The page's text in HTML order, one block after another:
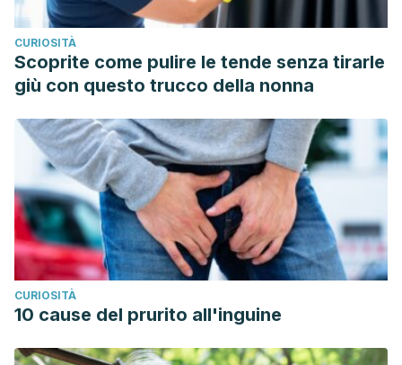
CURIOSITÀ
Scoprite come pulire le tende senza tirarle
giù con questo trucco della nonna
CURIOSITÀ
10 cause del prurito all'inguine